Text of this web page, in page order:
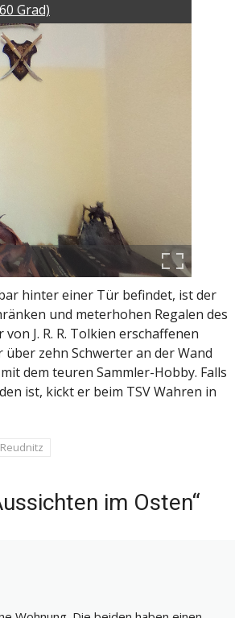
Grad)
hinter einer Tür befindet, ist der
und meterhohen Regalen des
J. R. R. Tolkien erschaffenen
über zehn Schwerter an der Wand
dem teuren Sammler-Hobby. Falls
ist, kickt er beim TSV Wahren in
im Osten“